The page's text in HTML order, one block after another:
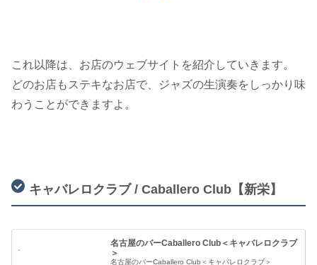
これ以降は、お店のウェブサイトを紹介していきます。
どのお店もステキなお店で、ジャズの生演奏をしっかり味
わうことができますよ。
キャバレロクラブ / Caballero Club【新栄】
名古屋のバーCaballero Club＜キャバレロクラブ
＞
名古屋のバーCaballero Club＜キャバレロクラブ＞